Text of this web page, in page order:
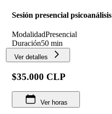
Sesión presencial psicoanálisis
ModalidadPresencial
Duración50 min
Ver detalles
$35.000 CLP
Ver horas